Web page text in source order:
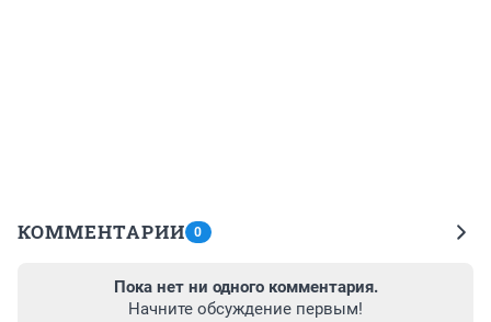
КОММЕНТАРИИ 0
Пока нет ни одного комментария.
Начните обсуждение первым!